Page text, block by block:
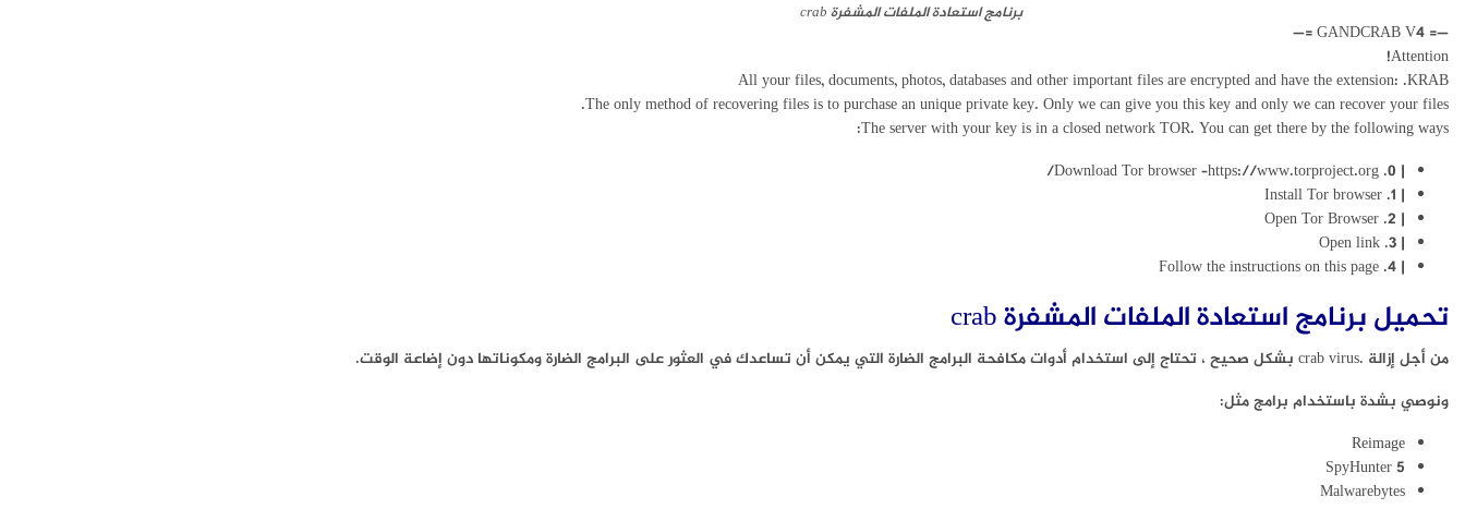
برنامج استعادة الملفات المشفرة crab
—= GANDCRAB V4 =—
Attention!
All your files, documents, photos, databases and other important files are encrypted and have the extension: .KRAB
The only method of recovering files is to purchase an unique private key. Only we can give you this key and only we can recover your files.
The server with your key is in a closed network TOR. You can get there by the following ways:
| 0. Download Tor browser –https://www.torproject.org/
| 1. Install Tor browser
| 2. Open Tor Browser
| 3. Open link
| 4. Follow the instructions on this page
تحميل برنامج استعادة الملفات المشفرة crab
من أجل إزالة .crab virus بشكل صحيح ، تحتاج إلى استخدام أدوات مكافحة البرامج الضارة التي يمكن أن تساعدك في العثور على البرامج الضارة ومكوناتها دون إضاعة الوقت.
ونوصي بشدة باستخدام برامج مثل:
Reimage
SpyHunter 5
Malwarebytes